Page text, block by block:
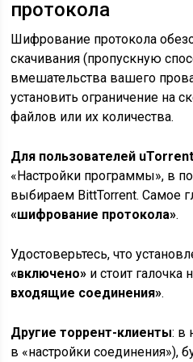
протокола
Шифрование протокола
скачивания (пропускную
вмешательства вашего
установить ограничение на
файлов или их количества.
Для пользователей
«Настройки программы», в
выбираем BittTorrent. Самое
«шифрование протокола».
Удостоверьтесь, что
«включено» и стоит галочка
входящие соединения».
Другие торрент-клиенты: в
в «настройки соединения»),